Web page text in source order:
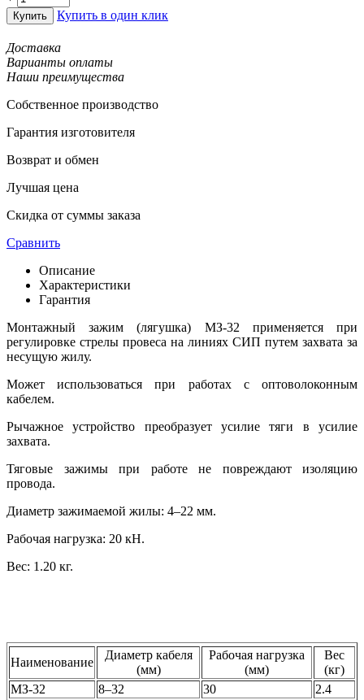
Купить Купить в один клик
Доставка
Варианты оплаты
Наши преимущества
Собственное производство
Гарантия изготовителя
Возврат и обмен
Лучшая цена
Скидка от суммы заказа
Сравнить
Описание
Характеристики
Гарантия
Монтажный зажим (лягушка) МЗ-32 применяется при
регулировке стрелы провеса на линиях СИП путем захвата за
несущую жилу.
Может использоваться при работах с оптоволоконным
кабелем.
Рычажное устройство преобразует усилие тяги в усилие
захвата.
Тяговые зажимы при работе не повреждают изоляцию
провода.
Диаметр зажимаемой жилы: 4–22 мм.
Рабочая нагрузка: 20 кН.
Вес: 1.20 кг.
Наименование
Диаметр кабеля
(мм)
Рабочая нагрузка
(мм)
Вес
(кг)
МЗ-32
8–32 30 2.4